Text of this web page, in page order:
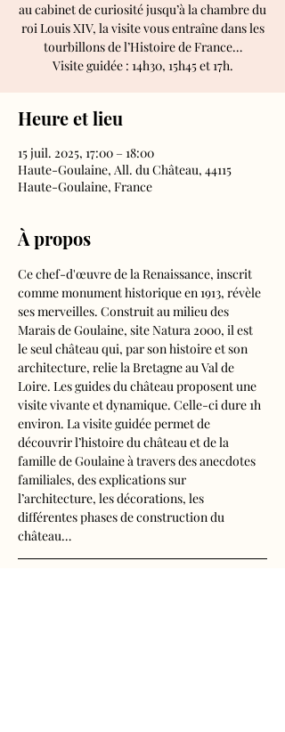
au cabinet de curiosité jusqu’à la chambre du
roi Louis XIV, la visite vous entraîne dans les
tourbillons de l’Histoire de France…
Visite guidée : 14h30, 15h45 et 17h.
Heure et lieu
15 juil. 2025, 17:00 – 18:00
Haute-Goulaine, All. du Château, 44115
Haute-Goulaine, France
À propos
Ce chef-d'œuvre de la Renaissance, inscrit
comme monument historique en 1913, révèle
ses merveilles. Construit au milieu des
Marais de Goulaine, site Natura 2000, il est
le seul château qui, par son histoire et son
architecture, relie la Bretagne au Val de
Loire. Les guides du château proposent une
visite vivante et dynamique. Celle-ci dure 1h
environ. La visite guidée permet de
découvrir l’histoire du château et de la
famille de Goulaine à travers des anecdotes
familiales, des explications sur
l’architecture, les décorations, les
différentes phases de construction du
château…